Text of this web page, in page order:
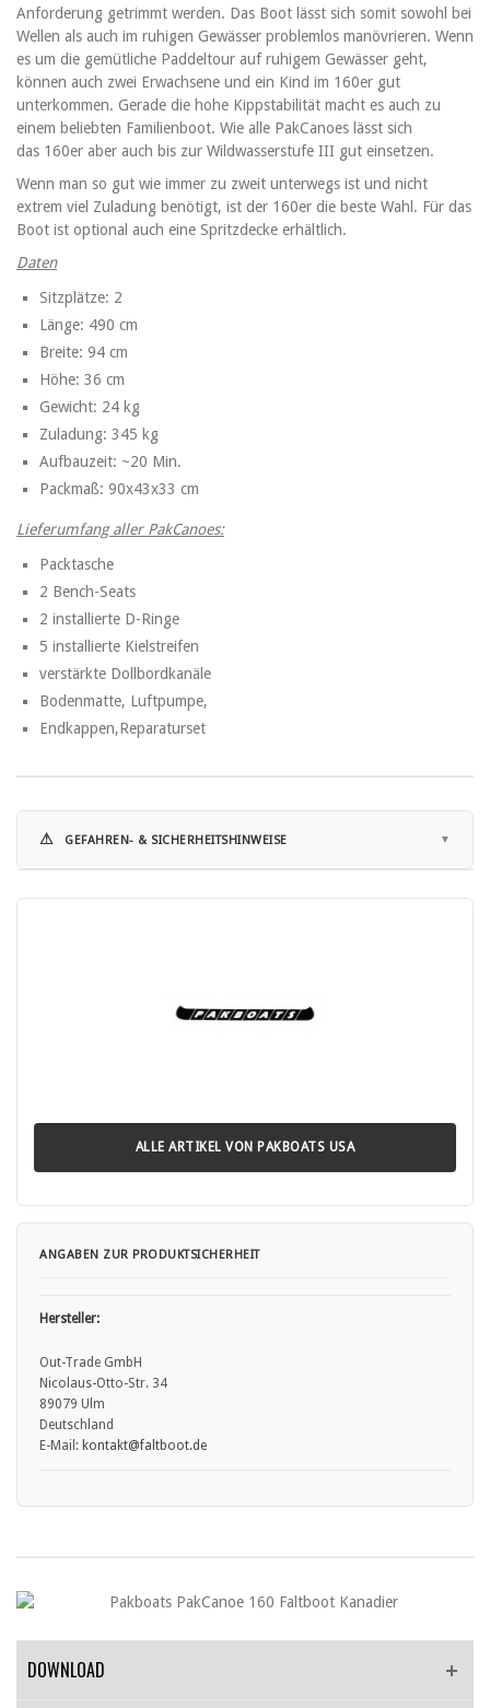
Anforderung getrimmt werden. Das Boot lässt sich somit sowohl bei
Wellen als auch im ruhigen Gewässer problemlos manövrieren. Wenn
es um die gemütliche Paddeltour auf ruhigem Gewässer geht,
können auch zwei Erwachsene und ein Kind im 160er gut
unterkommen. Gerade die hohe Kippstabilität macht es auch zu
einem beliebten Familienboot. Wie alle PakCanoes lässt sich
das 160er aber auch bis zur Wildwasserstufe III gut einsetzen.
Wenn man so gut wie immer zu zweit unterwegs ist und nicht
extrem viel Zuladung benötigt, ist der 160er die beste Wahl. Für das
Boot ist optional auch eine Spritzdecke erhältlich.
Daten
Sitzplätze: 2
Länge: 490 cm
Breite: 94 cm
Höhe: 36 cm
Gewicht: 24 kg
Zuladung: 345 kg
Aufbauzeit: ~20 Min.
Packmaß: 90x43x33 cm
Lieferumfang aller PakCanoes:
Packtasche
2 Bench-Seats
2 installierte D-Ringe
5 installierte Kielstreifen
verstärkte Dollbordkanäle
Bodenmatte, Luftpumpe,
Endkappen,Reparaturset
⚠ GEFAHREN- & SICHERHEITSHINWEISE
Hinweise zur Nutzung:
• Nicht bei starken Strömungen, Sturm oder hoher Wellenbildung
• Nicht unter dem Einfluss von Alkohol, Drogen oder Medikamenten
• Material vor jedem Einsatz auf Beschädigungen prüfen.
• Bei Gefahr sofort ans Ufer zurückkehren.
• Wetter- und Wasserbedingungen vor Fahrtbeginn prüfen.
•
ALLE ARTIKEL VON PAKBOATS USA
ANGABEN ZUR PRODUKTSICHERHEIT
Hersteller:
Out-Trade GmbH
Nicolaus-Otto-Str. 34
89079 Ulm
Deutschland
E-Mail: kontakt@faltboot.de
DOWNLOAD